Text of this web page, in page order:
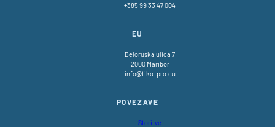
+385 99 33 47 004
EU
Beloruska ulica 7
2000 Maribor
info@tiko-pro.eu
POVEZAVE
Storitve